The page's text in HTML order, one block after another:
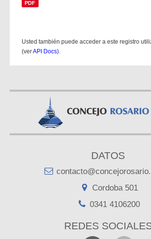
PDF
Usted también puede acceder a este registro
(verAPI Docs).
DATOS
Cordoba 501
0341 4106200
REDES